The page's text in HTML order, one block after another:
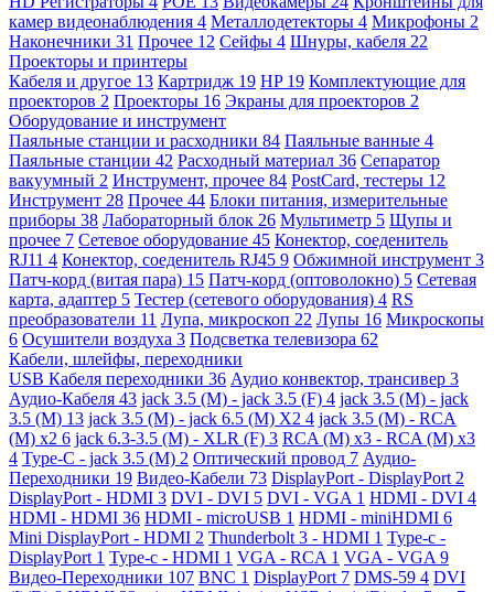
камер видеонаблюдения 4 Металлодетекторы 4 Микрофоны 2
Наконечники 31 Прочее 12 Сейфы 4 Шнуры, кабеля 22
Проекторы и принтеры
Кабеля и другое 13 Картридж 19 HP 19 Комплектующие для
проекторов 2 Проекторы 16 Экраны для проекторов 2
Оборудование и инструмент
Паяльные станции и расходники 84 Паяльные ванные 4
Паяльные станции 42 Расходный материал 36 Сепаратор
вакуумный 2 Инструмент, прочее 84 PostCard, тестеры 12
Инструмент 28 Прочее 44 Блоки питания, измерительные
приборы 38 Лабораторный блок 26 Мультиметр 5 Щупы и
прочее 7 Сетевое оборудование 45 Конектор, соеденитель
RJ11 4 Конектор, соеденитель RJ45 9 Обжимной инструмент 3
Патч-корд (витая пара) 15 Патч-корд (оптоволокно) 5 Сетевая
карта, адаптер 5 Тестер (сетевого оборудования) 4 RS
преобразователи 11 Лупа, микроскоп 22 Лупы 16 Микроскопы
6 Осушители воздуха 3 Подсветка телевизора 62
Кабели, шлейфы, переходники
USB Кабеля переходники 36 Аудио конвектор, трансивер 3
Аудио-Кабеля 43 jack 3.5 (M) - jack 3.5 (F) 4 jack 3.5 (M) - jack
3.5 (M) 13 jack 3.5 (M) - jack 6.5 (M) X2 4 jack 3.5 (M) - RCA
(M) x2 6 jack 6.3-3.5 (M) - XLR (F) 3 RCA (M) x3 - RCA (M) x3
4 Type-C - jack 3.5 (M) 2 Оптический провод 7 Аудио-
Переходники 19 Видео-Кабели 73 DisplayPort - DisplayPort 2
DisplayPort - HDMI 3 DVI - DVI 5 DVI - VGA 1 HDMI - DVI 4
HDMI - HDMI 36 HDMI - microUSB 1 HDMI - miniHDMI 6
Mini DisplayPort - HDMI 2 Thunderbolt 3 - HDMI 1 Type-c -
DisplayPort 1 Type-c - HDMI 1 VGA - RCA 1 VGA - VGA 9
Видео-Переходники 107 BNC 1 DisplayPort 7 DMS-59 4 DVI